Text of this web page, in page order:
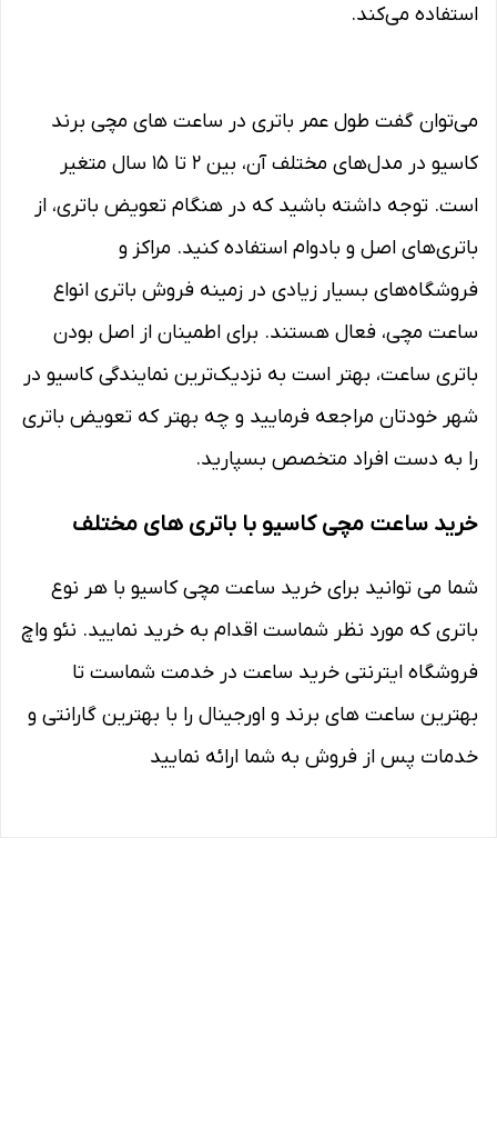
استفاده می‌کند.
می‌توان گفت طول عمر باتری در ساعت‌ های مچی‌ برند
کاسیو در مدل‌های مختلف آن، بین ۲ تا ۱۵ سال متغیر
است. توجه داشته باشید که در هنگام تعویض باتری، از
باتری‌های اصل و بادوام استفاده کنید. مراکز و
فروشگاه‌های بسیار زیادی در زمینه فروش باتری انواع
ساعت مچی، فعال هستند. برای اطمینان از اصل بودن
باتری ساعت، بهتر است به نزدیک‌ترین نمایندگی کاسیو در
شهر خودتان مراجعه فرمایید و چه بهتر که تعویض باتری
را به دست افراد متخصص بسپارید.
خرید ساعت مچی کاسیو با باتری های مختلف
شما می توانید برای خرید ساعت مچی کاسیو با هر نوع
باتری که مورد نظر شماست اقدام به خرید نمایید. نئو واچ
فروشگاه ایترنتی خرید ساعت در خدمت شماست تا
بهترین ساعت های برند و اورجینال را با بهترین گارانتی و
خدمات پس از فروش به شما ارائه نمایید